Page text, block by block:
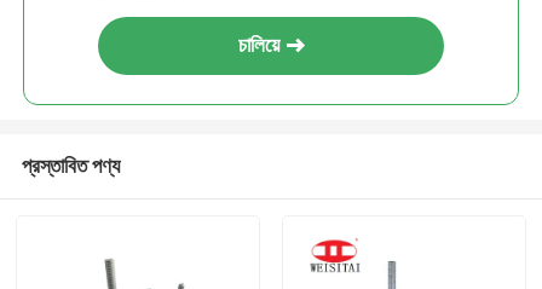
চালিয়ে
প্রস্তাবিত পণ্য